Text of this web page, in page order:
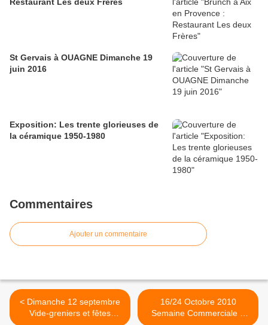
St Gervais à OUAGNE Dimanche 19
juin 2016
Exposition: Les trente glorieuses de
la céramique 1950-1980
Commentaires
Ajouter un commentaire
< Dimanche 12 septembre
Vide-greniers et fêtes
16/24 Octobre 2010
Semaine Commerciale à